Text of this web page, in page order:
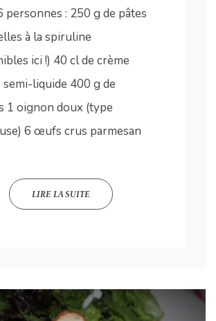
personnes : 250 g de pâtes
à la spiruline
ici !) 40 cl de crème
liquide 400 g de
1 oignon doux (type
6 œufs crus parmesan
LIRE LA SUITE